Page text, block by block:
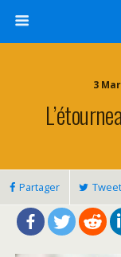
3
Partager